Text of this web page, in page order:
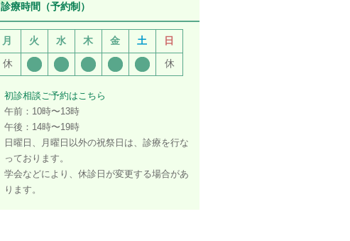
診療時間（予約制）
月 火 水 木 金 土
日
休
休
初診相談ご予約はこちら
午前：10時〜13時
午後：14時〜19時
日曜日、月曜日以外の祝祭日は、診療を行な
っております。
学会などにより、休診日が変更する場合があ
ります。